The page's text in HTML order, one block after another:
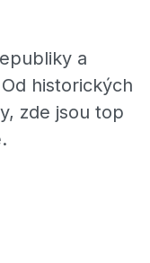
a
historických
zde jsou top